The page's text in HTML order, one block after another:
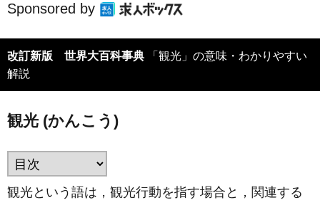
Sponsored by
改訂新版 世界大百科事典
解説
観光 (かんこう)
観光という語は，観光行動を指す場合と，関連する